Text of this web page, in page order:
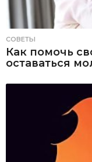
СОВЕТЫ
Как помочь
оставаться